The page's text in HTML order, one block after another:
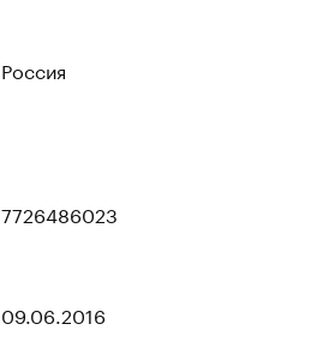
Россия
7726486023
09.06.2016